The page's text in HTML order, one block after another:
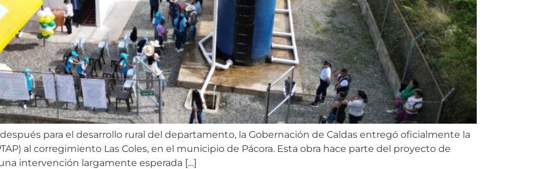
para el desarrollo rural del departamento, la Gobernación de Caldas entregó oficialmente la
al corregimiento Las Coles, en el municipio de Pácora. Esta obra hace parte del proyecto de
intervención largamente esperada […]